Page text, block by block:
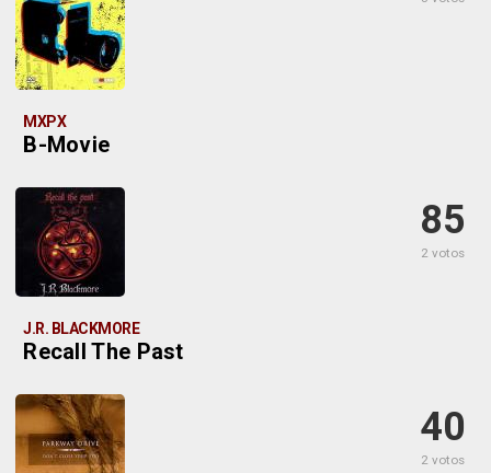
MXPX
B-Movie
85
2 votos
J.R. BLACKMORE
Recall The Past
40
2 votos